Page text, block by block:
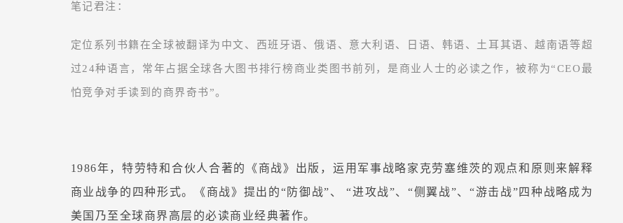
笔记君注：
定位系列书籍在全球被翻译为中文、西班牙语、俄语、意大利语、日语、韩语、土耳其语、越南语等超
过24种语言，常年占据全球各大图书排行榜商业类图书前列，是商业人士的必读之作，被称为“CEO最
怕竞争对手读到的商界奇书”。
1986年，特劳特和合伙人合著的《商战》出版，运用军事战略家克劳塞维茨的观点和原则来解释
商业战争的四种形式。《商战》提出的“防御战”、 “进攻战”、“侧翼战”、“游击战”四种战略成为
美国乃至全球商界高层的必读商业经典著作。